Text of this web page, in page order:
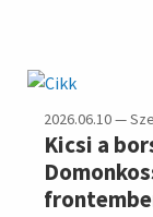
2026.06.10 —
Kicsi a